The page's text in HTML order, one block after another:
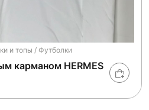
и топы / Футболки
карманом HERMES